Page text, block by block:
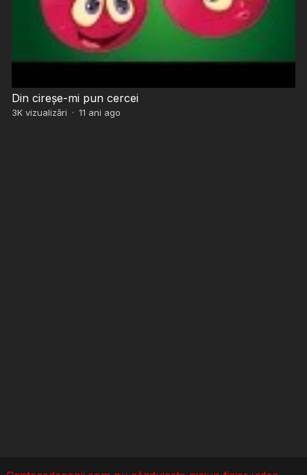
Din cireșe-mi pun cercei
3Kvizualizări · 11 ani ago